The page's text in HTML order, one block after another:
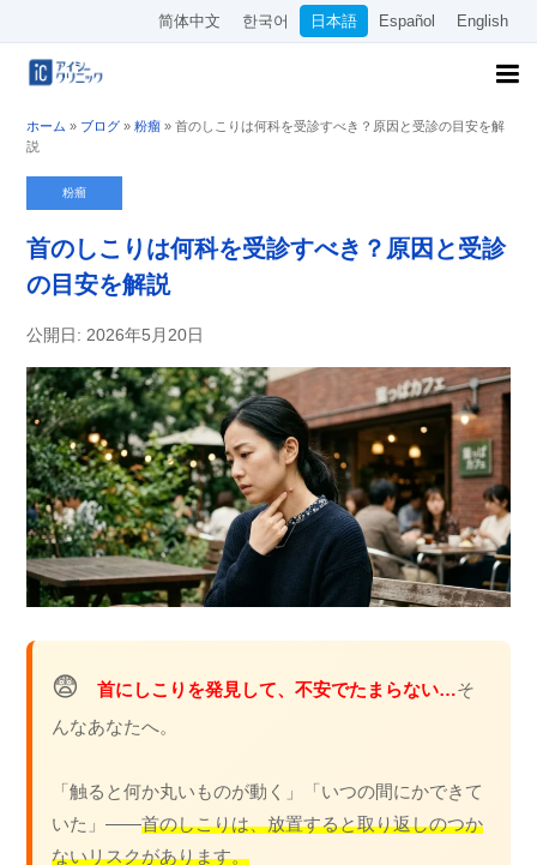
简体中文 한국어 日本語 Español English
ホーム » ブログ » 粉瘤 » 首のしこりは何科を受診すべき？原因と受診の目安を解
説
粉瘤
首のしこりは何科を受診すべき？原因と受診
の目安を解説
公開日: 2026年5月20日
😨 首にしこりを発見して、不安でたまらない…そ
んなあなたへ。
「触ると何か丸いものが動く」「いつの間にかできて
いた」——首のしこりは、放置すると取り返しのつか
ないリスクがあります。